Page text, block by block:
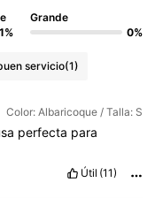
Grande
0%
servicio(1)
Color: Albaricoque / Talla: S
perfecta para
Útil (11)